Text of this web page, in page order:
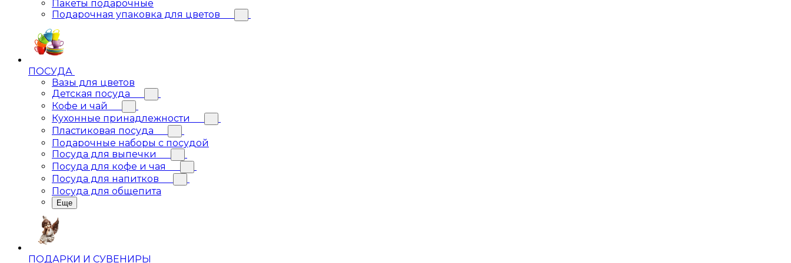
Пакеты подарочные
Подарочная упаковка для цветов
ПОСУДА
Вазы для цветов
Детская посуда
Кофе и чай
Кухонные принадлежности
Пластиковая посуда
Подарочные наборы с посудой
Посуда для выпечки
Посуда для кофе и чая
Посуда для напитков
Посуда для общепита
Еще
ПОДАРКИ И СУВЕНИРЫ